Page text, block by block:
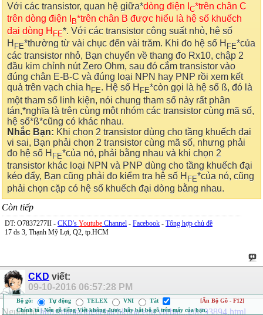
Với các transistor, quan hệ giữa*dòng điện I C*trên chân C
trên dòng điện I
B*trên chân B được hiểu là hệ số khuếch
đại dòng H FE*. Với các transistor công suất nhỏ, hệ số
H FE*thường từ vài chục đến vài trăm. Khi đo hệ số H FE*của
các transistor nhỏ, Bạn chuyển về thang đo Rx10, chập 2
đầu kim chỉnh nút Zero Ohm, sau đó cắm transistor vào
đúng chân E-B-C và đúng loại NPN hay PNP rồi xem kết
quả trên vạch chia h FE. Hệ số H FE*còn gọi là hệ số ß, đó là
một tham số linh kiện, nói chung tham số này rất phân
tán,*nghĩa là trên cùng một nhóm các transistor cùng mã số,
hệ số*ß*cũng có khác nhau.
Nhắc Bạn: Khi chọn 2 transistor dùng cho tầng khuếch đại
vi sai, Bạn phải chọn 2 transistor cùng mã số, nhưng phải
đo hệ số H FE*của nó, phải bằng nhau và khi chọn 2
transistor khác loại NPN và PNP dùng cho tầng khuếch đại
kéo đẩy, Bạn cũng phải đo kiểm tra hệ số H FE*của nó, cũng
phải chọn cặp có hệ số khuếch đại dòng bằng nhau.
Còn tiếp
DT: O7837277II - CKD's Youtube Channel - Facebook - Tổng hợp chủ đề
17 ds 3, Thạnh Mỹ Lợi, Q2, tp.HCM
CKD viết:
09-10-2016 06:57:28 PM
Nguồn từhttp://daotaonghebachkhoa.edu.vn/bai...g/a793894.html
Bộ gõ: Tự động TELEX VNI Tắt
[Ẩn Bộ Gõ - F12]
Chính tả | Nếu gõ tiếng Việt không được, hãy bật bộ gõ trên máy của bạn.